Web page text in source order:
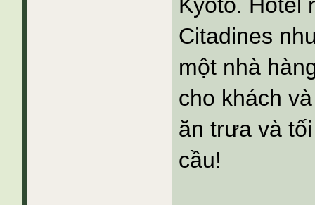
Citadines
một nhà
cho khách
ăn trưa và
cầu!